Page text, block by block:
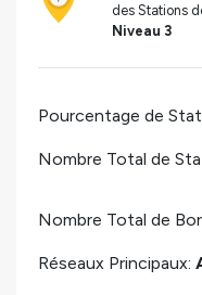
des Stations
Niveau 3
Pourcentage de
Nombre Total de
Nombre Total de
Réseaux Principaux: